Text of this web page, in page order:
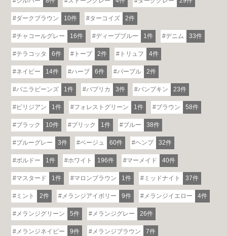
ダークブラウン 10件 ターコイズ 2件
チャコールグレー 16件 ディープブルー 1件 デニム 33件
テラコッタ 6件 トープ 2件 トリュフ 4件
ネイビー 14件 ハーブ 6件 パープル 2件
バニラビーンズ 1件 パプリカ 3件 パンプキン 23件
ビリジアン 1件 フォレストグリーン 1件 ブラウン 58件
ブラック 10件 ブリック 1件 ブルー 38件
ブルーグレー 3件 ベージュ 60件 ヘンプ 32件
ボルドー 1件 ホワイト 196件 マーメイド 40件
マスタード 1件 マロンブラウン 1件 ミッドナイト 37件
ミント 2件 メランジアイボリー 9件 メランジイエロー 4件
メランジグリーン 5件 メランジグレー 26件
メランジネイビー 9件 メランジブラウン 7件